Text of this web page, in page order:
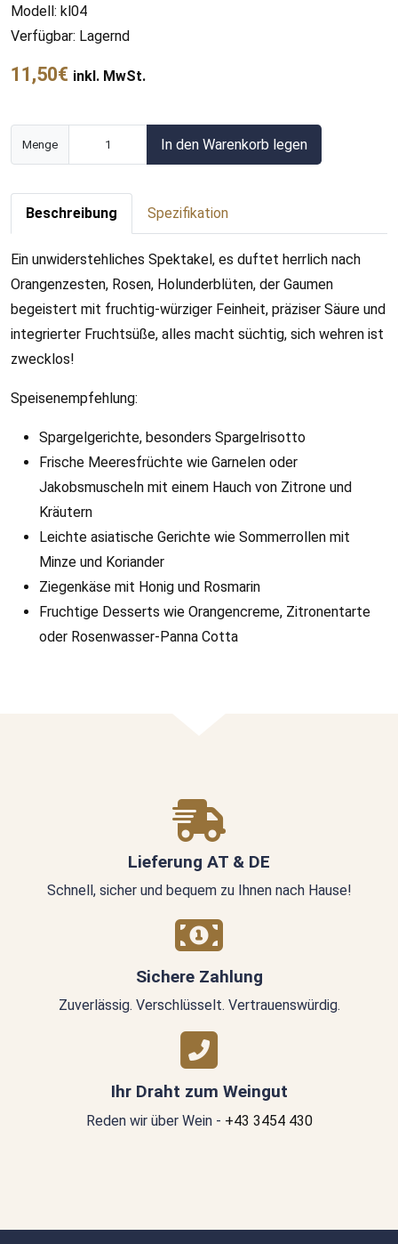
Modell: kl04
Verfügbar: Lagernd
11,50€ inkl. MwSt.
Menge In den Warenkorb legen
Beschreibung Spezifikation
Ein unwiderstehliches Spektakel, es duftet herrlich nach
Orangenzesten, Rosen, Holunderblüten, der Gaumen
begeistert mit fruchtig-würziger Feinheit, präziser Säure und
integrierter Fruchtsüße, alles macht süchtig, sich wehren ist
zwecklos!
Speisenempfehlung:
Spargelgerichte, besonders Spargelrisotto
Frische Meeresfrüchte wie Garnelen oder
Jakobsmuscheln mit einem Hauch von Zitrone und
Kräutern
Leichte asiatische Gerichte wie Sommerrollen mit
Minze und Koriander
Ziegenkäse mit Honig und Rosmarin
Fruchtige Desserts wie Orangencreme, Zitronentarte
oder Rosenwasser-Panna Cotta
Lieferung AT & DE
Schnell, sicher und bequem zu Ihnen nach Hause!
Sichere Zahlung
Zuverlässig. Verschlüsselt. Vertrauenswürdig.
Ihr Draht zum Weingut
Reden wir über Wein - +43 3454 430